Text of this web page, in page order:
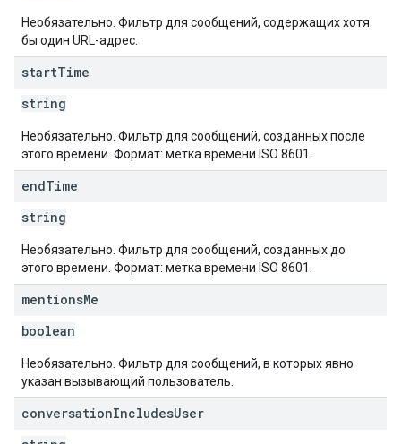
Необязательно. Фильтр для сообщений, содержащих хотя
бы один URL-адрес.
startTime
string
Необязательно. Фильтр для сообщений, созданных после
этого времени. Формат: метка времени ISO 8601.
endTime
string
Необязательно. Фильтр для сообщений, созданных до
этого времени. Формат: метка времени ISO 8601.
mentionsMe
boolean
Необязательно. Фильтр для сообщений, в которых явно
указан вызывающий пользователь.
conversationIncludesUser